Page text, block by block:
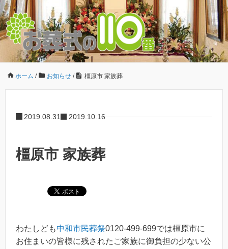
ホーム / お知らせ / 橿原市 家族葬
2019.08.31 2019.10.16
橿原市 家族葬
わたしども中和市民葬祭0120-499-699では橿原市に
お住まいの皆様に残されたご家族に御負担の少ない公